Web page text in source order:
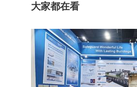
大家都在看